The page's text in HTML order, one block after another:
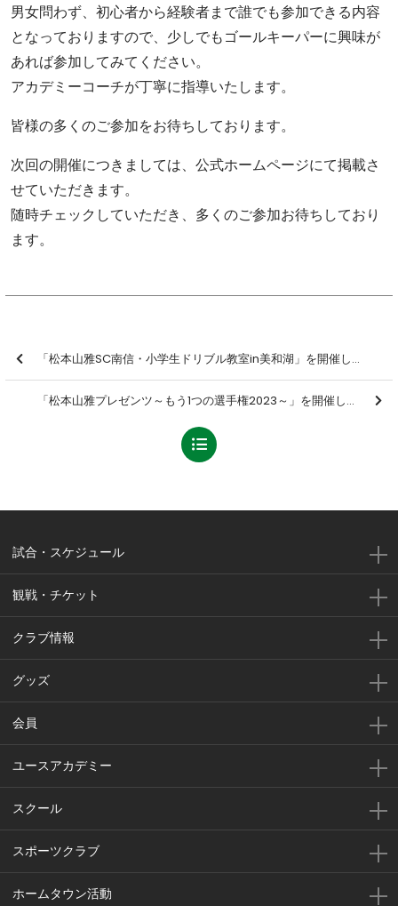
男女問わず、初心者から経験者まで誰でも参加できる内容
となっておりますので、少しでもゴールキーパーに興味が
あれば参加してみてください。
アカデミーコーチが丁寧に指導いたします。
皆様の多くのご参加をお待ちしております。
次回の開催につきましては、公式ホームページにて掲載さ
せていただきます。
随時チェックしていただき、多くのご参加お待ちしており
ます。
「松本山雅SC南信・小学生ドリブル教室in美和湖」を開催しました【報告】
「松本山雅プレゼンツ～もう1つの選手権2023～」を開催しました【報告】
試合・スケジュール
観戦・チケット
クラブ情報
グッズ
会員
ユースアカデミー
スクール
スポーツクラブ
ホームタウン活動